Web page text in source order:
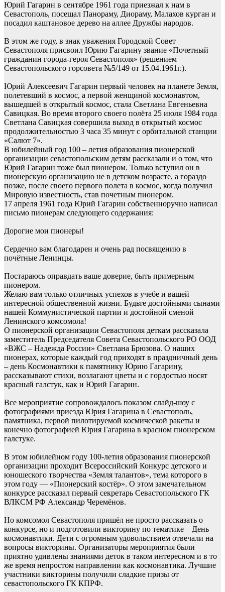
Юрий Гагарин в сентябре 1961 года приезжал к нам в
Севастополь, посещал Панораму, Диораму, Малахов курган и
посадил каштановое дерево на аллее Дружбы народов.
В этом же году, в знак уважения Городской Совет
Севастополя присвоил Юрию Гагарину звание «Почетный
гражданин города-героя Севастополя» (решением
Севастопольского горсовета №5/149 от 15.04.1961г.).
​Юрий Алексеевич Гагарин первый человек на планете Земля,
полетевший в космос, а первой женщиной космонавтом,
вышедшей в открытый космос, стала Светлана Евгеньевна
Савицкая. Во время второго своего полёта 25 июля 1984 года
Светлана Савицкая совершила выход в открытый космос
продолжительностью 3 часа 35 минут с орбитальной станции
«Салют 7».
В юбилейный год 100 – летия образования пионерской
организации севастопольским детям рассказали и о том, что
Юрий Гагарин тоже был пионером. Только вступил он в
пионерскую организацию не в детском возрасте, а гораздо
позже, после своего первого полета в космос, когда получил
Мировую известность, став почетным пионером.
17 апреля 1961 года Юрий Гагарин собственноручно написал
письмо пионерам следующего содержания:
Дорогие мои пионеры!
Сердечно вам благодарен и очень рад посвящению в
почётные Ленинцы.
Постараюсь оправдать ваше доверие, быть примерным
пионером.
Желаю вам только отличных успехов в учебе и вашей
интересной общественной жизни. Будьте достойными сынами
нашей Коммунистической партии и достойной сменой
Ленинского комсомола!
О пионерской организации Севастополя деткам рассказала
заместитель Председателя Совета Севастопольского РО ООД
«ВЖС – Надежда России» Светлана Брюзова. О наших
пионерах, которые каждый год приходят в праздничный день
– день Космонавтики к памятнику Юрию Гагарину,
рассказывают стихи, возлагают цветы и с гордостью носят
красный галстук, как и Юрий Гагарин.
Все мероприятие сопровождалось показом слайд-шоу с
фотографиями приезда Юрия Гагарина в Севастополь,
памятника, первой пилотируемой космической ракеты и
конечно фотографией Юрия Гагарина в красном пионерском
галстуке.
В этом юбилейном году 100-летия образования пионерской
организации проходит Всероссийский Конкурс детского и
юношеского творчества «Земля талантов», тема которого в
этом году — «Пионерский костёр». О этом замечательном
конкурсе рассказал первый секретарь Севастопольского ГК
ВЛКСМ РФ Александр Черемёнов.
Но комсомол Севастополя пришёл не просто рассказать о
конкурсе, но и подготовили викторину по тематике – День
космонавтики. Дети с огромным удовольствием отвечали на
вопросы викторины. Организаторы мероприятия были
приятно удивлены знаниями деток в таком интересном и в то
же время непростом направлении как космонавтика. Лучшие
участники викторины получили сладкие призы от
севастопольского ГК КПРФ.